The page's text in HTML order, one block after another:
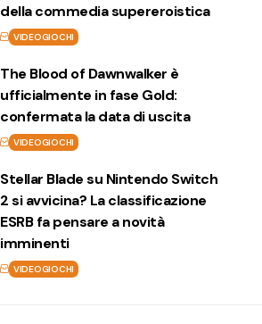
della commedia supereroistica
VIDEOGIOCHI
The Blood of Dawnwalker è
ufficialmente in fase Gold:
confermata la data di uscita
VIDEOGIOCHI
Stellar Blade su Nintendo Switch
2 si avvicina? La classificazione
ESRB fa pensare a novità
imminenti
VIDEOGIOCHI